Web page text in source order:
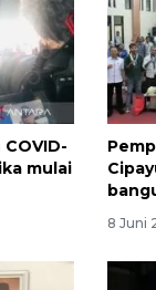
mulai
8 Juni